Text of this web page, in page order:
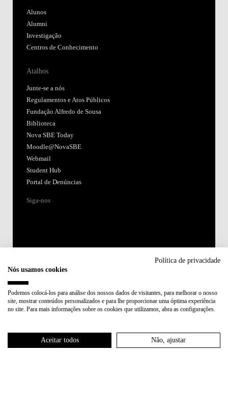
Alunos
Alumni
Investigação
Centros de Conhecimento
Atalhos
Junte-se a nós
Regulamentos e Atos Públicos
Fundação Alfredo de Sousa
Biblioteca
Nova SBE Today
Moodle@NovaSBE
Webmail
Student Hub
Portal de Denúncias
Siga-nos
Membro de:
Política de privacidade
Nós usamos cookies
Podemos colocá-los para análise dos nossos dados de visitantes, para melhorar o nosso
site, mostrar conteúdos personalizados e para lhe proporcionar uma óptima experiência
no site. Para mais informações sobre os cookies que utilizamos, abra as configurações.
Aceitar todos Não, ajustar